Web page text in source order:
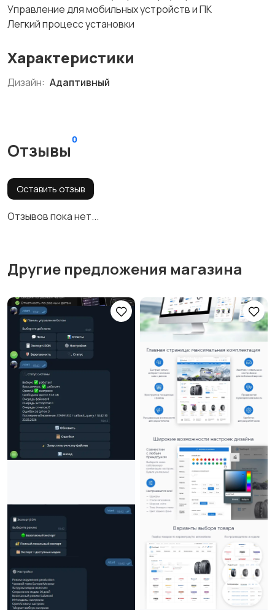
Управление для мобильных устройств и ПК
Легкий процесс установки
Характеристики
Дизайн: Адаптивный
Отзывы
0
Оставить отзыв
Отзывов пока нет...
Другие предложения магазина